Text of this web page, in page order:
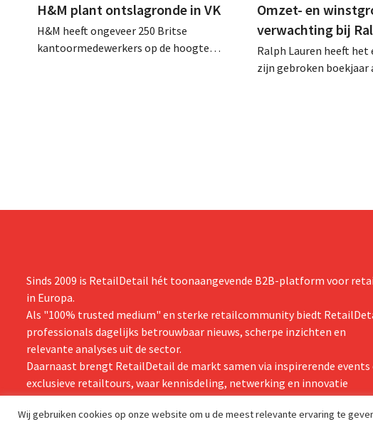
H&M plant ontslagronde in VK
H&M heeft ongeveer 250 Britse
kantoormedewerkers op de hoogte
Omzet- en
verwachting bij
Ralph Lauren heeft
zijn gebroken
Sinds 2009 is RetailDetail hét toonaangevende B2B-platform voor
in Europa.
Als "100% trusted medium" en sterke retailcommunity biedt
professionals dagelijks betrouwbaar nieuws, scherpe inzichten en
relevante analyses uit de sector.
Daarnaast brengt RetailDetail de markt samen via inspirerende events
exclusieve retailtours, waar kennisdeling, netwerking en innovatie
centraal staan.
Wij gebruiken cookies op onze website om u de meest relevante ervaring te